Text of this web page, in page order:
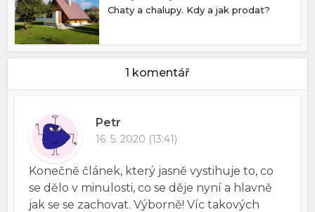
Chaty a chalupy. Kdy a jak prodat?
1 komentář
Petr
16. 5. 2020 (13:41)
Konečně článek, který jasně vystihuje to, co
se dělo v minulosti, co se děje nyní a hlavně
jak se se zachovat. Výborně! Víc takových